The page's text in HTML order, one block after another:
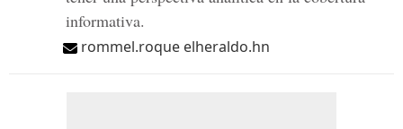
informativa.
rommel.roque elheraldo.hn